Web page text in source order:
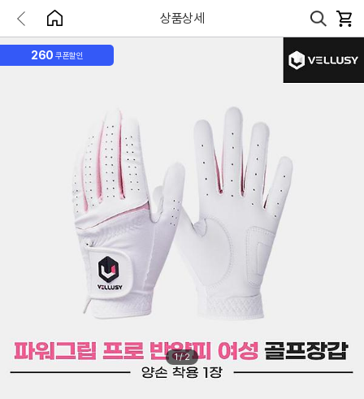
상품상세
260 쿠폰할인
1/2